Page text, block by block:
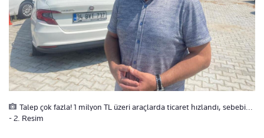
Talep çok fazla! 1 milyon TL üzeri araçlarda ticaret hızlandı, sebebi...
- 2. Resim